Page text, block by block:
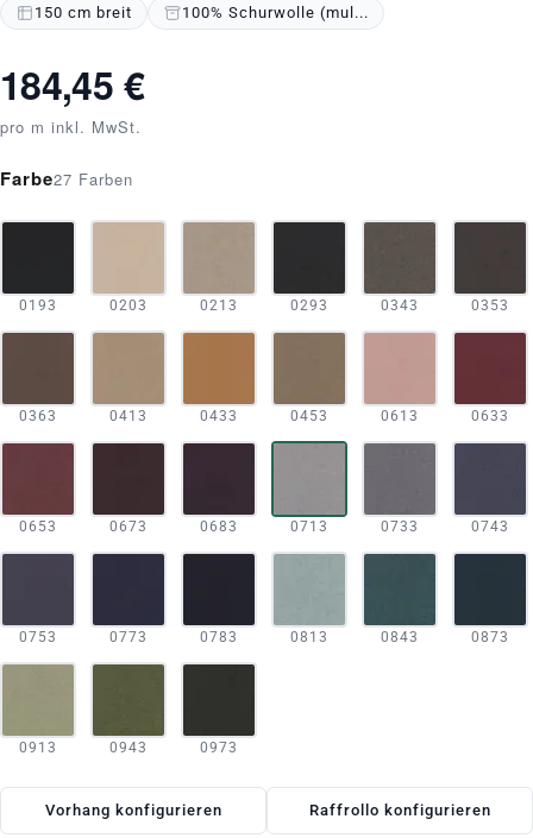
150 cm breit 100% Schurwolle (mul...
184,45 €
pro m inkl. MwSt.
Farbe27 Farben
0193 0203 0213 0293 0343 0353
0363 0413 0433 0453 0613 0633
0653 0673 0683 0713 0733 0743
0753 0773 0783 0813 0843 0873
0913 0943 0973
Vorhang konfigurieren Raffrollo konfigurieren